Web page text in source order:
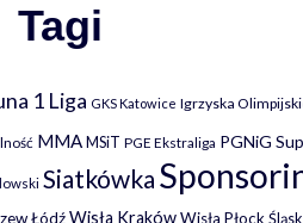
Tagi
1 Liga GKS Katowice Igrzyska
MMAMSiT PGE Ekstraliga PGNiG
Siatkówka
ŁódźWisła KrakówWisła Płock